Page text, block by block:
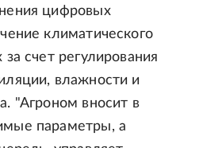
цифровых
климатического
счет регулирования
влажности и
"Агроном вносит в
параметры, а